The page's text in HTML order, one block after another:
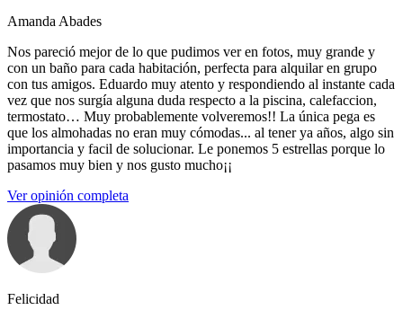
Amanda Abades
Nos pareció mejor de lo que pudimos ver en fotos, muy grande y
con un baño para cada habitación, perfecta para alquilar en grupo
con tus amigos. Eduardo muy atento y respondiendo al instante cada
vez que nos surgía alguna duda respecto a la piscina, calefaccion,
termostato… Muy probablemente volveremos!! La única pega es
que los almohadas no eran muy cómodas... al tener ya años, algo sin
importancia y facil de solucionar. Le ponemos 5 estrellas porque lo
pasamos muy bien y nos gusto mucho¡¡
Ver opinión completa
Felicidad